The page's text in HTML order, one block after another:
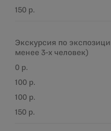
150 р.
Экскурсия по
менее 3-х человек)
0 р.
100 р.
100 р.
150 р.